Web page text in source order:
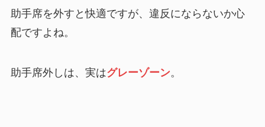
助手席を外すと快適ですが、違反にならないか心
配ですよね。
助手席外しは、実はグレーゾーン。